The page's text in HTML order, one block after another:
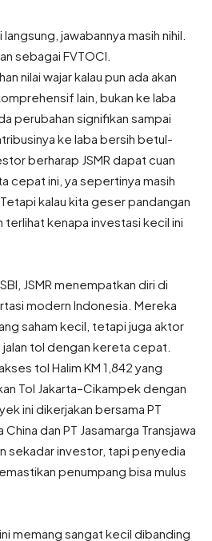
jawabannya masih nihil.
sebagai FVTOCI.
nilai wajar kalau pun ada akan
lain, bukan ke laba
perubahan signifikan sampai
ke laba bersih betul-
berharap JSMR dapat cuan
cepat ini, ya sepertinya masih
kalau kita geser pandangan
terlihat kenapa investasi kecil ini
JSMR menempatkan diri di
modern Indonesia. Mereka
saham kecil, tetapi juga aktor
tol dengan kereta cepat.
tol Halim KM 1,842 yang
Tol Jakarta–Cikampek dengan
ini dikerjakan bersama PT
dan PT Jasamarga Transjawa
sekadar investor, tapi penyedia
penumpang bisa mulus
memang sangat kecil dibanding